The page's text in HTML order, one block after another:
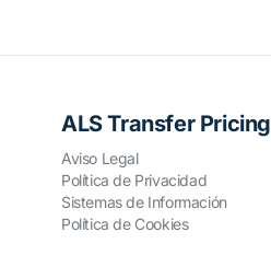
ALS Transfer Pricing
Aviso Legal
Política de Privacidad
Sistemas de Información
Política de Cookies